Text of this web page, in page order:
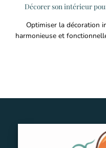
Décorer son intérieur
Optimiser la décoration
harmonieuse et